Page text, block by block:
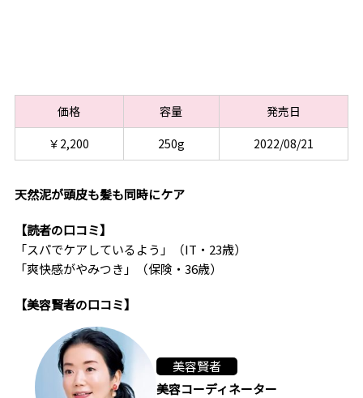
価格 容量
発売日
￥2,200
250g 2022/08/21
天然泥が頭皮も髪も同時にケア
【読者の口コミ】
「スパでケアしているよう」（IT・23歳）
「爽快感がやみつき」（保険・36歳）
【美容賢者の口コミ】
美容賢者
美容コーディネーター